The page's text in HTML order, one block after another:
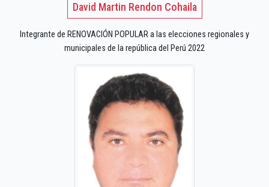
David Martin Rendon Cohaila
Integrante de RENOVACIÓN POPULAR a las elecciones regionales y
municipales de la república del Perú 2022